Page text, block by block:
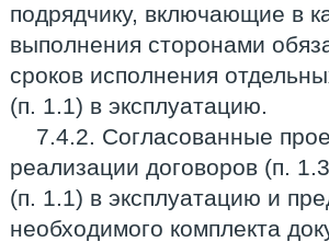
подрядчику, включающие в
выполнения сторонами
сроков исполнения
(п. 1.1) в эксплуатацию.
7.4.2. Согласованные
реализации договоров (п.
(п. 1.1) в эксплуатацию и
необходимого комплекта